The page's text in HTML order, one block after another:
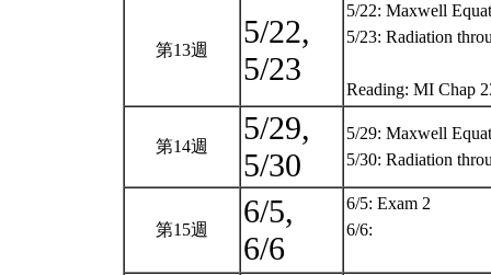
第13週
5/22,
5/23
5/22: Maxwell
5/23: Radiation
Reading: MI Chap
第14週
5/29,
5/30
5/29: Maxwell
5/30: Radiation
第15週
6/5,
6/6
6/5: Exam 2
6/6: